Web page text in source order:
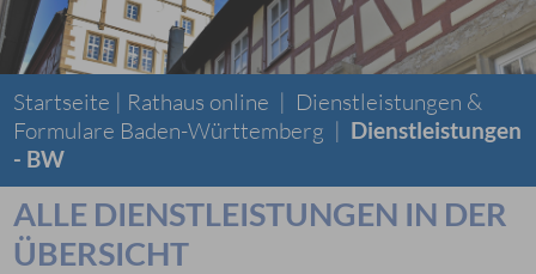
Startseite | Rathaus online | Dienstleistungen &
Formulare Baden-Württemberg | Dienstleistungen
- BW
ALLE DIENSTLEISTUNGEN IN DER
ÜBERSICHT